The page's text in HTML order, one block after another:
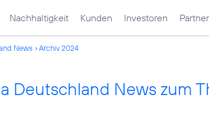
Nachhaltigkeit Kunden Investoren Partner
News Archiv 2024
Deutschland News zum